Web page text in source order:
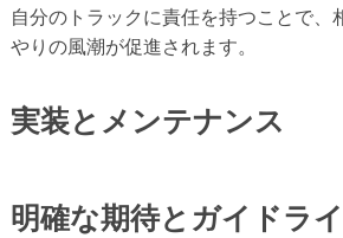
自分のトラックに責任を持つことで、
やりの風潮が促進されます。
実装とメンテナンス
明確な期待とガイドラ